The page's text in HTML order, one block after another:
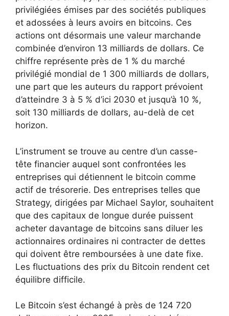
privilégiées émises par des sociétés publiques
et adossées à leurs avoirs en bitcoins. Ces
actions ont désormais une valeur marchande
combinée d’environ 13 milliards de dollars. Ce
chiffre représente près de 1 % du marché
privilégié mondial de 1 300 milliards de dollars,
une part que les auteurs du rapport prévoient
d’atteindre 3 à 5 % d’ici 2030 et jusqu’à 10 %,
soit 130 milliards de dollars, au-delà de cet
horizon.
L’instrument se trouve au centre d’un casse-
tête financier auquel sont confrontées les
entreprises qui détiennent le bitcoin comme
actif de trésorerie. Des entreprises telles que
Strategy, dirigées par Michael Saylor, souhaitent
que des capitaux de longue durée puissent
acheter davantage de bitcoins sans diluer les
actionnaires ordinaires ni contracter de dettes
qui doivent être remboursées à une date fixe.
Les fluctuations des prix du Bitcoin rendent cet
équilibre difficile.
Le Bitcoin s’est échangé à près de 124 720